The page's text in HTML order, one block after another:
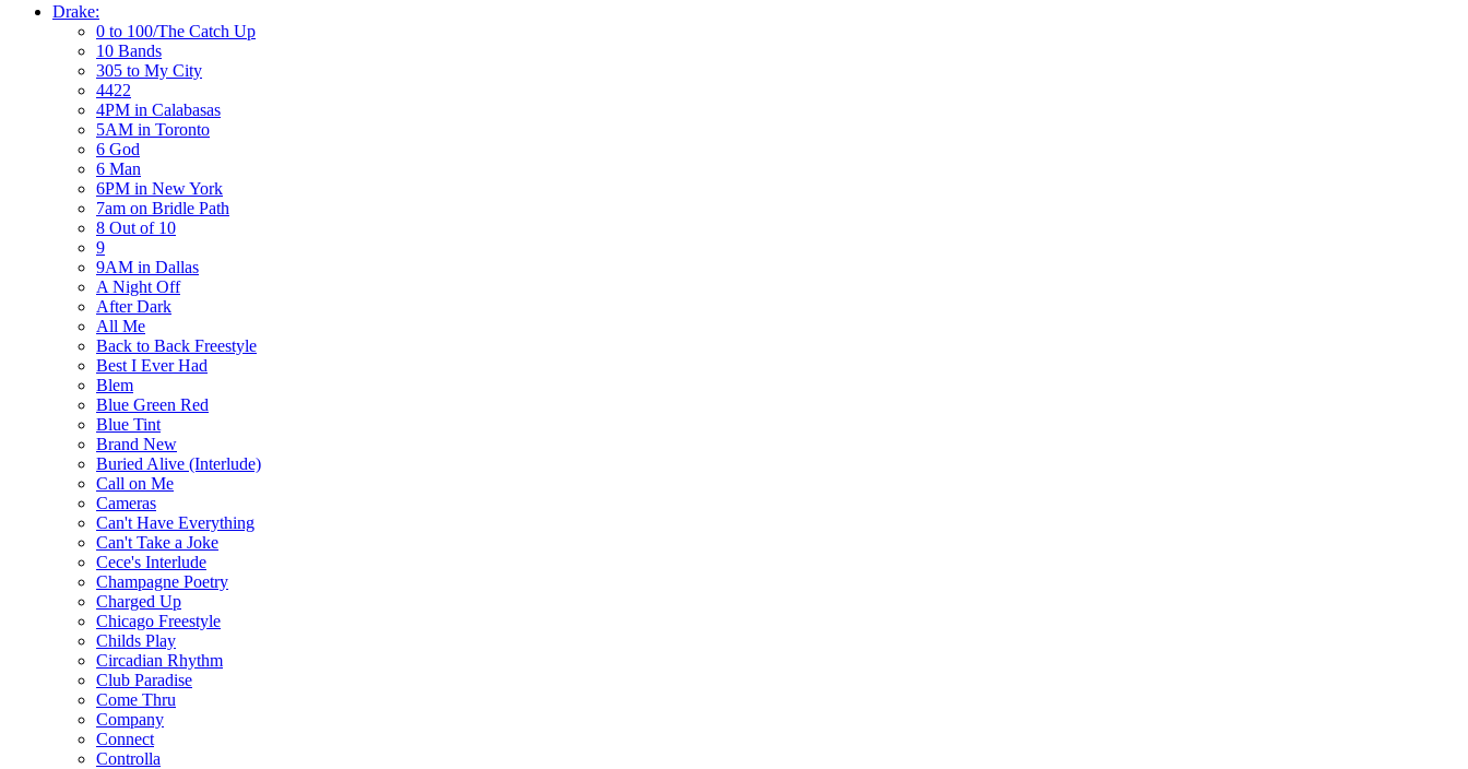
Drake:
0 to 100/The Catch Up
10 Bands
305 to My City
4422
4PM in Calabasas
5AM in Toronto
6 God
6 Man
6PM in New York
7am on Bridle Path
8 Out of 10
9
9AM in Dallas
A Night Off
After Dark
All Me
Back to Back Freestyle
Best I Ever Had
Blem
Blue Green Red
Blue Tint
Brand New
Buried Alive (Interlude)
Call on Me
Cameras
Can't Have Everything
Can't Take a Joke
Cece's Interlude
Champagne Poetry
Charged Up
Chicago Freestyle
Childs Play
Circadian Rhythm
Club Paradise
Come Thru
Company
Connect
Controlla